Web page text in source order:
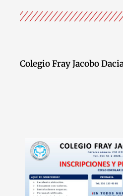
Colegio Fray Jacobo